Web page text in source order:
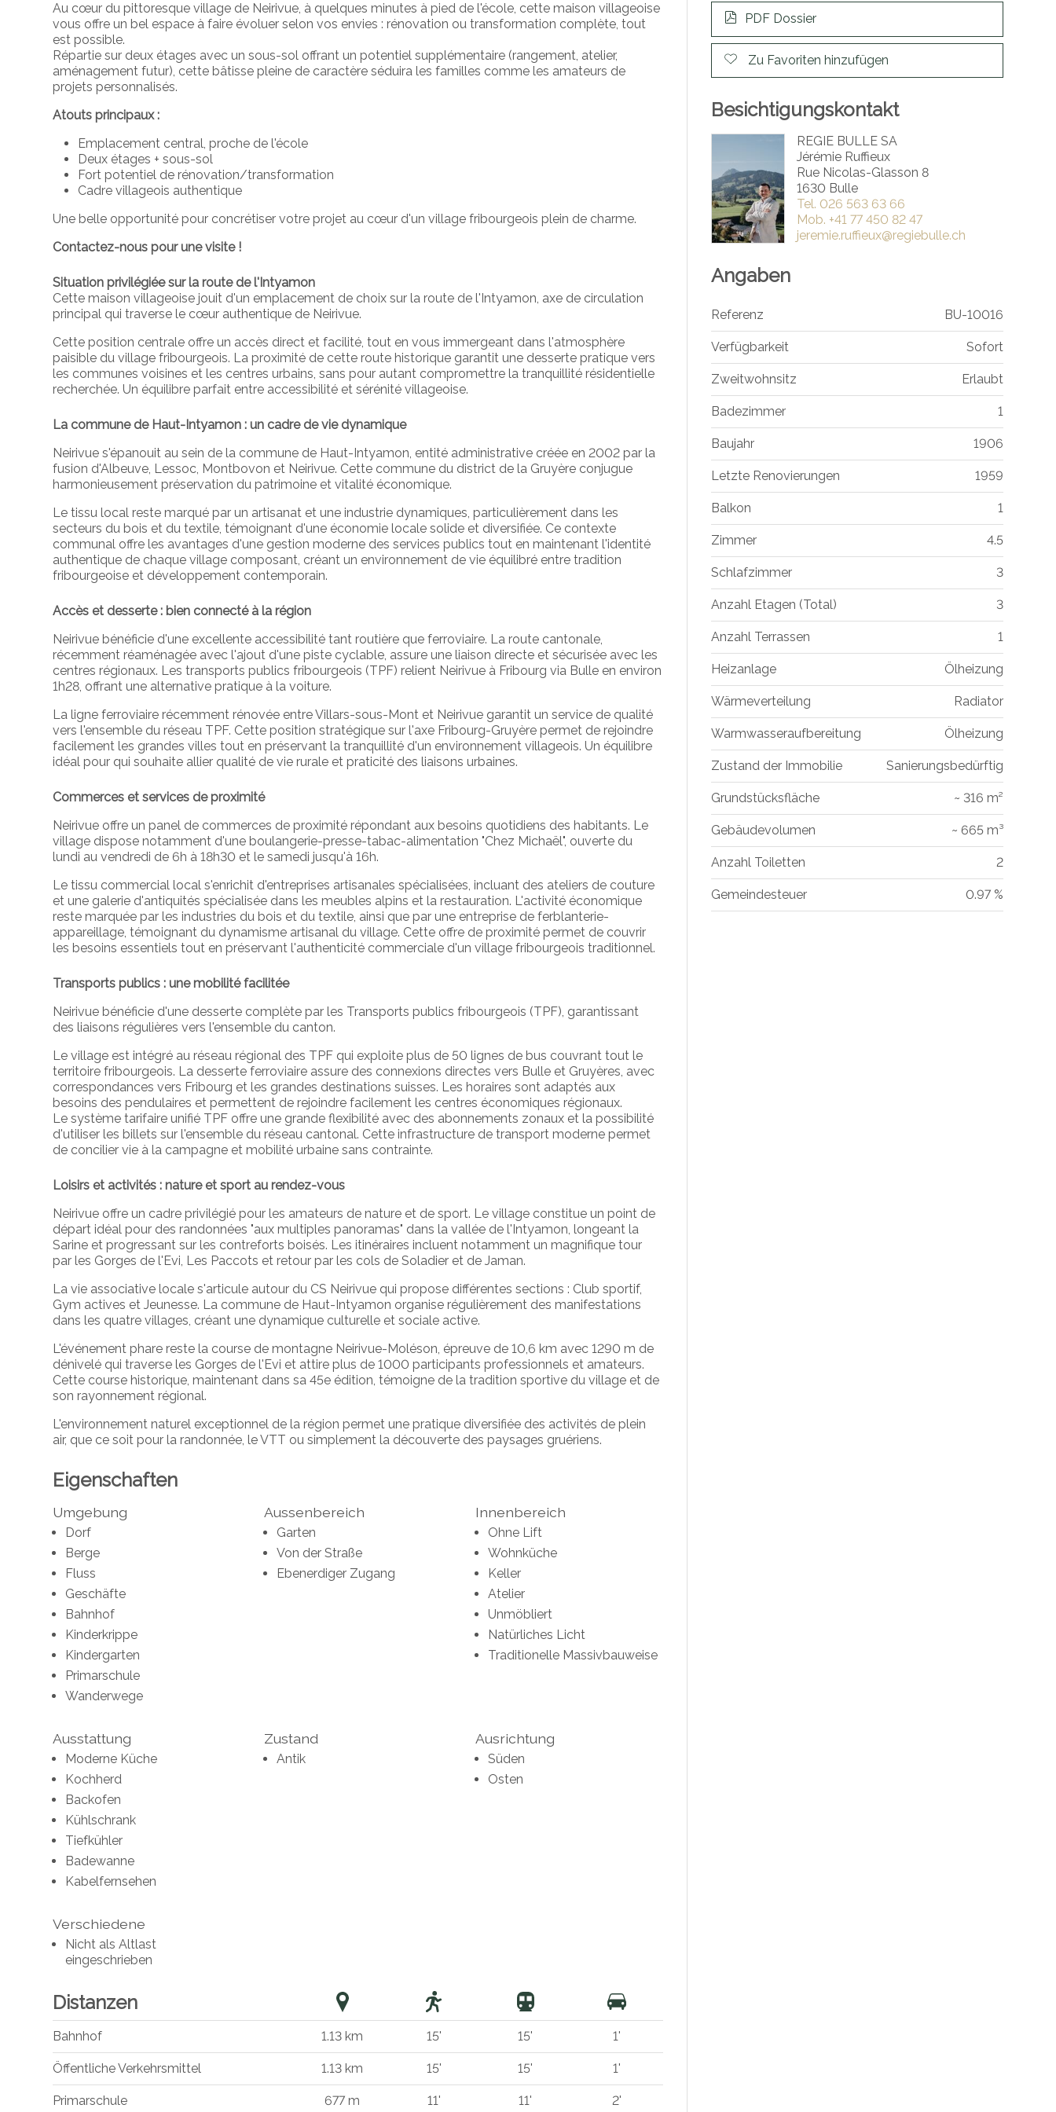
Au cœur du pittoresque village de Neirivue, à quelques minutes à pied de l'école, cette maison villageoise
vous offre un bel espace à faire évoluer selon vos envies : rénovation ou transformation complète, tout
est possible.
Répartie sur deux étages avec un sous-sol offrant un potentiel supplémentaire (rangement, atelier,
aménagement futur), cette bâtisse pleine de caractère séduira les familles comme les amateurs de
projets personnalisés.
Atouts principaux :
Emplacement central, proche de l'école
Deux étages + sous-sol
Fort potentiel de rénovation/transformation
Cadre villageois authentique
Une belle opportunité pour concrétiser votre projet au cœur d'un village fribourgeois plein de charme.
Contactez-nous pour une visite !
Situation privilégiée sur la route de l'Intyamon
Cette maison villageoise jouit d'un emplacement de choix sur la route de l'Intyamon, axe de circulation
principal qui traverse le cœur authentique de Neirivue.
Cette position centrale offre un accès direct et facilité, tout en vous immergeant dans l'atmosphère
paisible du village fribourgeois. La proximité de cette route historique garantit une desserte pratique vers
les communes voisines et les centres urbains, sans pour autant compromettre la tranquillité résidentielle
recherchée. Un équilibre parfait entre accessibilité et sérénité villageoise.
La commune de Haut-Intyamon : un cadre de vie dynamique
Neirivue s'épanouit au sein de la commune de Haut-Intyamon, entité administrative créée en 2002 par la
fusion d'Albeuve, Lessoc, Montbovon et Neirivue. Cette commune du district de la Gruyère conjugue
harmonieusement préservation du patrimoine et vitalité économique.
Le tissu local reste marqué par un artisanat et une industrie dynamiques, particulièrement dans les
secteurs du bois et du textile, témoignant d'une économie locale solide et diversifiée. Ce contexte
communal offre les avantages d'une gestion moderne des services publics tout en maintenant l'identité
authentique de chaque village composant, créant un environnement de vie équilibré entre tradition
fribourgeoise et développement contemporain.
Accès et desserte : bien connecté à la région
Neirivue bénéficie d'une excellente accessibilité tant routière que ferroviaire. La route cantonale,
récemment réaménagée avec l'ajout d'une piste cyclable, assure une liaison directe et sécurisée avec les
centres régionaux. Les transports publics fribourgeois (TPF) relient Neirivue à Fribourg via Bulle en environ
1h28, offrant une alternative pratique à la voiture.
La ligne ferroviaire récemment rénovée entre Villars-sous-Mont et Neirivue garantit un service de qualité
vers l'ensemble du réseau TPF. Cette position stratégique sur l'axe Fribourg-Gruyère permet de rejoindre
facilement les grandes villes tout en préservant la tranquillité d'un environnement villageois. Un équilibre
idéal pour qui souhaite allier qualité de vie rurale et praticité des liaisons urbaines.
Commerces et services de proximité
Neirivue offre un panel de commerces de proximité répondant aux besoins quotidiens des habitants. Le
village dispose notamment d'une boulangerie-presse-tabac-alimentation "Chez Michaël", ouverte du
lundi au vendredi de 6h à 18h30 et le samedi jusqu'à 16h.
Le tissu commercial local s'enrichit d'entreprises artisanales spécialisées, incluant des ateliers de couture
et une galerie d'antiquités spécialisée dans les meubles alpins et la restauration. L'activité économique
reste marquée par les industries du bois et du textile, ainsi que par une entreprise de ferblanterie-
appareillage, témoignant du dynamisme artisanal du village. Cette offre de proximité permet de couvrir
les besoins essentiels tout en préservant l'authenticité commerciale d'un village fribourgeois traditionnel.
Transports publics : une mobilité facilitée
Neirivue bénéficie d'une desserte complète par les Transports publics fribourgeois (TPF), garantissant
des liaisons régulières vers l'ensemble du canton.
Le village est intégré au réseau régional des TPF qui exploite plus de 50 lignes de bus couvrant tout le
territoire fribourgeois. La desserte ferroviaire assure des connexions directes vers Bulle et Gruyères, avec
correspondances vers Fribourg et les grandes destinations suisses. Les horaires sont adaptés aux
besoins des pendulaires et permettent de rejoindre facilement les centres économiques régionaux.
Le système tarifaire unifié TPF offre une grande flexibilité avec des abonnements zonaux et la possibilité
d'utiliser les billets sur l'ensemble du réseau cantonal. Cette infrastructure de transport moderne permet
de concilier vie à la campagne et mobilité urbaine sans contrainte.
Loisirs et activités : nature et sport au rendez-vous
Neirivue offre un cadre privilégié pour les amateurs de nature et de sport. Le village constitue un point de
départ idéal pour des randonnées "aux multiples panoramas" dans la vallée de l'Intyamon, longeant la
Sarine et progressant sur les contreforts boisés. Les itinéraires incluent notamment un magnifique tour
par les Gorges de l'Evi, Les Paccots et retour par les cols de Soladier et de Jaman.
La vie associative locale s'articule autour du CS Neirivue qui propose différentes sections : Club sportif,
Gym actives et Jeunesse. La commune de Haut-Intyamon organise régulièrement des manifestations
dans les quatre villages, créant une dynamique culturelle et sociale active.
L'événement phare reste la course de montagne Neirivue-Moléson, épreuve de 10,6 km avec 1290 m de
dénivelé qui traverse les Gorges de l'Evi et attire plus de 1000 participants professionnels et amateurs.
Cette course historique, maintenant dans sa 45e édition, témoigne de la tradition sportive du village et de
son rayonnement régional.
L'environnement naturel exceptionnel de la région permet une pratique diversifiée des activités de plein
air, que ce soit pour la randonnée, le VTT ou simplement la découverte des paysages gruériens.
Eigenschaften
Umgebung
Dorf
Berge
Fluss
Geschäfte
Bahnhof
Kinderkrippe
Kindergarten
Primarschule
Wanderwege
Aussenbereich
Garten
Von der Straße
Ebenerdiger Zugang
Innenbereich
Ohne Lift
Wohnküche
Keller
Atelier
Unmöbliert
Natürliches Licht
Traditionelle Massivbauweise
Ausstattung
Moderne Küche
Kochherd
Backofen
Kühlschrank
Tiefkühler
Badewanne
Kabelfernsehen
Zustand
Antik
Ausrichtung
Süden
Osten
Verschiedene
Nicht als Altlast
eingeschrieben
Distanzen
Bahnhof 1.13 km 15' 15' 1'
Öffentliche Verkehrsmittel 1.13 km 15' 15' 1'
Primarschule 677 m 11' 11' 2'
PDF Dossier
Zu Favoriten hinzufügen
Besichtigungskontakt
REGIE BULLE SA
Jérémie Ruffieux
Rue Nicolas-Glasson 8
1630 Bulle
Tel. 026 563 63 66
Mob. +41 77 450 82 47
jeremie.ruffieux@regiebulle.ch
Angaben
Referenz BU-10016
Verfügbarkeit Sofort
Zweitwohnsitz Erlaubt
Badezimmer 1
Baujahr 1906
Letzte Renovierungen 1959
Balkon 1
Zimmer 4.5
Schlafzimmer 3
Anzahl Etagen (Total) 3
Anzahl Terrassen 1
Heizanlage Ölheizung
Wärmeverteilung Radiator
Warmwasseraufbereitung Ölheizung
Zustand der Immobilie Sanierungsbedürftig
Grundstücksfläche ~ 316 m²
Gebäudevolumen ~ 665 m³
Anzahl Toiletten 2
Gemeindesteuer 0.97 %